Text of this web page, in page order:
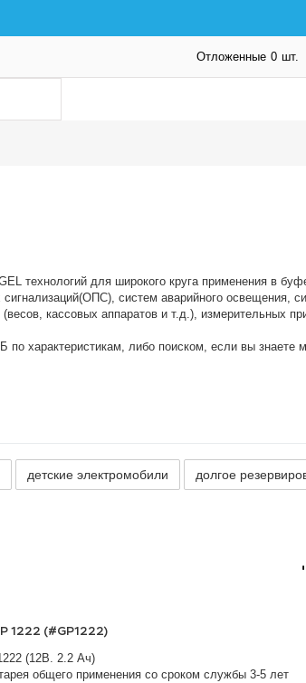
Отложенные 0 шт.
технологий для широкого круга применения в
систем аварийного освещения,
кассовых аппаратов и т.д.), измерительных
по характеристикам, либо поиском, если вы
детские электромобили долгое
1222 (#GP1222)
(12В. 2.2 Ач)
общего применения со сроком службы 3-5 лет